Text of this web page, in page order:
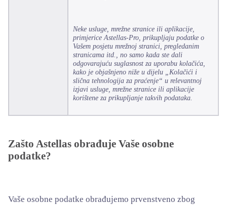
Neke usluge, mrežne stranice ili aplikacije,
primjerice Astellas-Pro, prikupljaju podatke o
Vašem posjetu mrežnoj stranici, pregledanim
stranicama itd., no samo kada ste dali
odgovarajuću suglasnost za uporabu kolačića,
kako je objašnjeno niže u dijelu „Kolačići i
slična tehnologija za praćenje“ u relevantnoj
izjavi usluge, mrežne stranice ili aplikacije
korištene za prikupljanje takvih podataka.
Zašto Astellas obrađuje Vaše osobne
podatke?
Vaše osobne podatke obrađujemo prvenstveno zbog